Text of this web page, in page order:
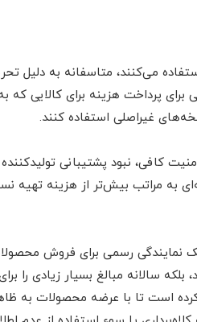
می‌کنند، متاسفانه به دلیل
پرداخت هزینه برای کالایی که
غیراصلی استفاده کنند.
کافی، نبود پشتیبانی
نمایندگی رسمی برای فروش
مبالغ بسیار زیادی را برای
است تا با عرضه محصولات به